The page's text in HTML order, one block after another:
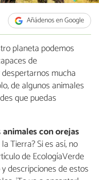
Añádenos en Google
planeta podemos
de
mucha
de algunos animales
que puedas
animales con orejas
Tierra? Si es así, no
de EcologíaVerde
descripciones de estos